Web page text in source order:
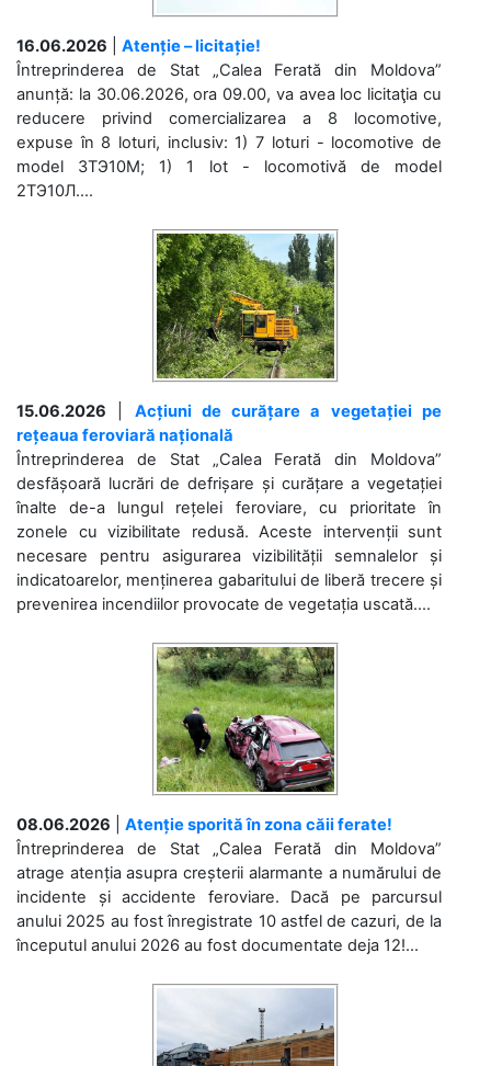
16.06.2026
Atenție – licitație!
Întreprinderea de Stat „Calea Ferată din Moldova”
anunță: la 30.06.2026, ora 09.00, va avea loc licitaţia cu
reducere privind comercializarea a 8 locomotive,
expuse în 8 loturi, inclusiv: 1) 7 loturi - locomotive de
model 3ТЭ10М; 1) 1 lot - locomotivă de model
2ТЭ10Л....
15.06.2026
Acțiuni de curățare a vegetației pe
rețeaua feroviară națională
Întreprinderea de Stat „Calea Ferată din Moldova”
desfășoară lucrări de defrișare și curățare a vegetației
înalte de-a lungul rețelei feroviare, cu prioritate în
zonele cu vizibilitate redusă. Aceste intervenții sunt
necesare pentru asigurarea vizibilității semnalelor și
indicatoarelor, menținerea gabaritului de liberă trecere și
prevenirea incendiilor provocate de vegetația uscată....
08.06.2026
Atenție sporită în zona căii ferate!
Întreprinderea de Stat „Calea Ferată din Moldova”
atrage atenția asupra creșterii alarmante a numărului de
incidente și accidente feroviare. Dacă pe parcursul
anului 2025 au fost înregistrate 10 astfel de cazuri, de la
începutul anului 2026 au fost documentate deja 12!...